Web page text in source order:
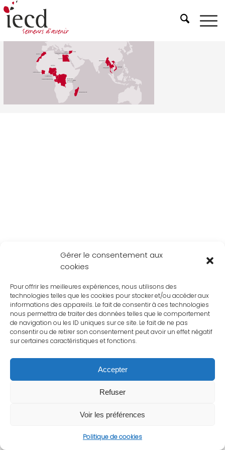
Gérer le consentement aux
cookies
Pour offrir les meilleures expériences, nous utilisons des
technologies telles que les cookies pour stocker et/ou accéder aux
informations des appareils. Le fait de consentir à ces technologies
nous permettra de traiter des données telles que le comportement
de navigation ou les ID uniques sur ce site. Le fait de ne pas
consentir ou de retirer son consentement peut avoir un effet négatif
sur certaines caractéristiques et fonctions.
Accepter
Refuser
Voir les préférences
Politique de cookies